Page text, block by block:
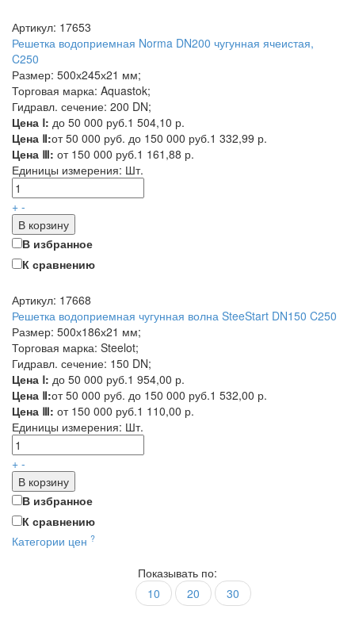
Артикул: 17653
Решетка водоприемная Norma DN200 чугунная ячеистая,
C250
Размер: 500х245х21 мм;
Торговая марка: Aquastok;
Гидравл. сечение: 200 DN;
Цена Ⅰ: до 50 000 руб.1 504,10 р.
Цена Ⅱ:от 50 000 руб. до 150 000 руб.1 332,99 р.
Цена Ⅲ: от 150 000 руб.1 161,88 р.
Единицы измерения: Шт.
+ -
В корзину
В избранное
К сравнению
Артикул: 17668
Решетка водоприемная чугунная волна SteeStart DN150 C250
Размер: 500х186х21 мм;
Торговая марка: Steelot;
Гидравл. сечение: 150 DN;
Цена Ⅰ: до 50 000 руб.1 954,00 р.
Цена Ⅱ:от 50 000 руб. до 150 000 руб.1 532,00 р.
Цена Ⅲ: от 150 000 руб.1 110,00 р.
Единицы измерения: Шт.
+ -
В корзину
В избранное
К сравнению
Категории цен ?
Показывать по:
10
20 30